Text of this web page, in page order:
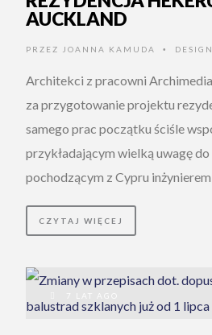
AUCKLAND
PRZEZ JOANNA KAMUDA •
Architekci z pracowni
za przygotowanie projektu
samego prac początku ściśle
przykładającym wielką uwagę
pochodzącym z Cypru
CZYTAJ WIĘCEJ
7 LAT AGO